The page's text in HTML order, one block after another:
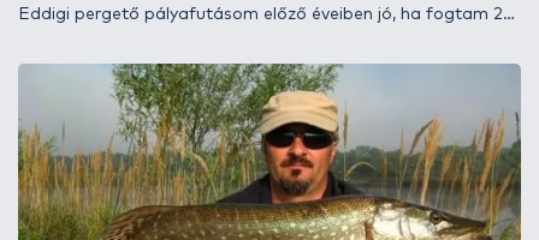
Eddigi pergető pályafutásom előző éveiben jó, ha fogtam 20
a sügérezés megtanulásába. Eleinte kevés sikerélményem
volt, de a sok csalódás, kudarc nem szegte kedvem. Június 14-
én tört meg a jég, be is számoltam az első célzott sügérről.
Azóta több mint félezer kisebb-nagyobb csíkos vitézt sikerült
becsapnom.